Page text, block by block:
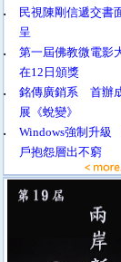
‧
民視陳剛信遞交書
呈
‧
第一屆佛教微電影
在12日頒獎
‧
銘傳廣銷系 首辦
展《蛻變》
‧
Windows強制升級
戶抱怨層出不窮